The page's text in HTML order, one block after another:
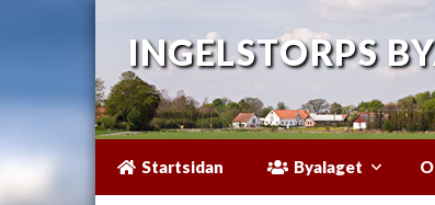
INGELSTORPS
Startsidan Byalaget